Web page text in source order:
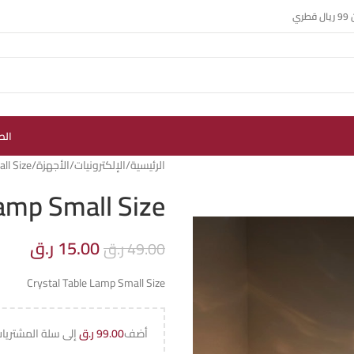
الرئيسية الإلكترونيات الأجهزة Size
Small Size
49.00ر.ق15.00 ر.ق
Crystal Table Lamp Small Size
أضف99.00ر.قإلى سلة